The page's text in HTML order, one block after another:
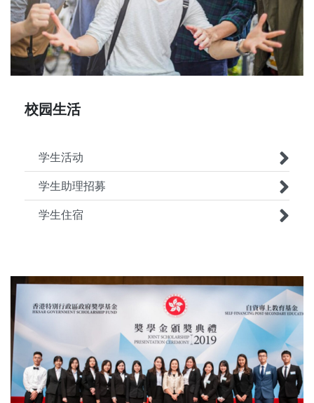
校园生活
学生活动
学生助理招募
学生住宿